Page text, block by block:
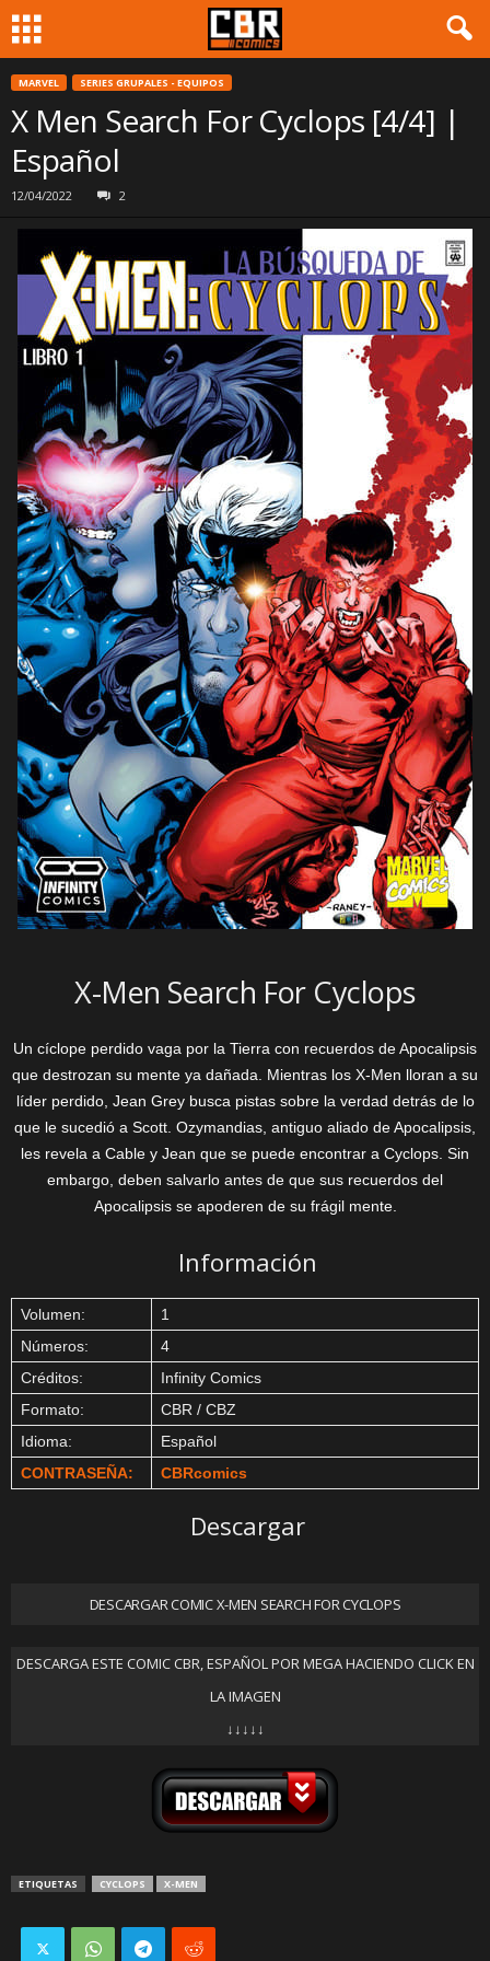
MARVEL SERIES GRUPALES - EQUIPOS
X Men Search For Cyclops [4/4] |
Español
12/04/2022 2
X-Men Search For Cyclops
Un cíclope perdido vaga por la Tierra con recuerdos de Apocalipsis
que destrozan su mente ya dañada. Mientras los X-Men lloran a su
líder perdido, Jean Grey busca pistas sobre la verdad detrás de lo
que le sucedió a Scott. Ozymandias, antiguo aliado de Apocalipsis,
les revela a Cable y Jean que se puede encontrar a Cyclops. Sin
embargo, deben salvarlo antes de que sus recuerdos del
Apocalipsis se apoderen de su frágil mente.
Información
Volumen:
1
Números:
4
Créditos:
Infinity Comics
Formato:
CBR / CBZ
Idioma:
Español
CONTRASEÑA:
CBRcomics
Descargar
DESCARGAR COMIC X-MEN SEARCH FOR CYCLOPS
DESCARGA ESTE COMIC CBR, ESPAÑOL POR MEGA HACIENDO CLICK EN
LA IMAGEN
↓↓↓↓↓
ETIQUETAS CYCLOPS X-MEN